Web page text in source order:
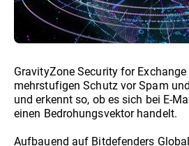
GravityZone Security for
mehrstufigen Schutz vor Spam
und erkennt so, ob es sich bei E-
einen Bedrohungsvektor handelt.
Aufbauend auf Bitdefenders